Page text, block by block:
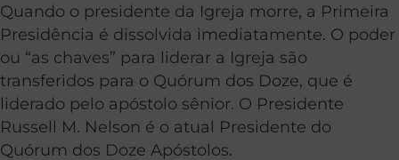
Quando o presidente da Igreja morre, a Primeira
Presidência é dissolvida imediatamente. O poder
ou “as chaves” para liderar a Igreja são
transferidos para o Quórum dos Doze, que é
liderado pelo apóstolo sênior. O Presidente
Russell M. Nelson é o atual Presidente do
Quórum dos Doze Apóstolos.